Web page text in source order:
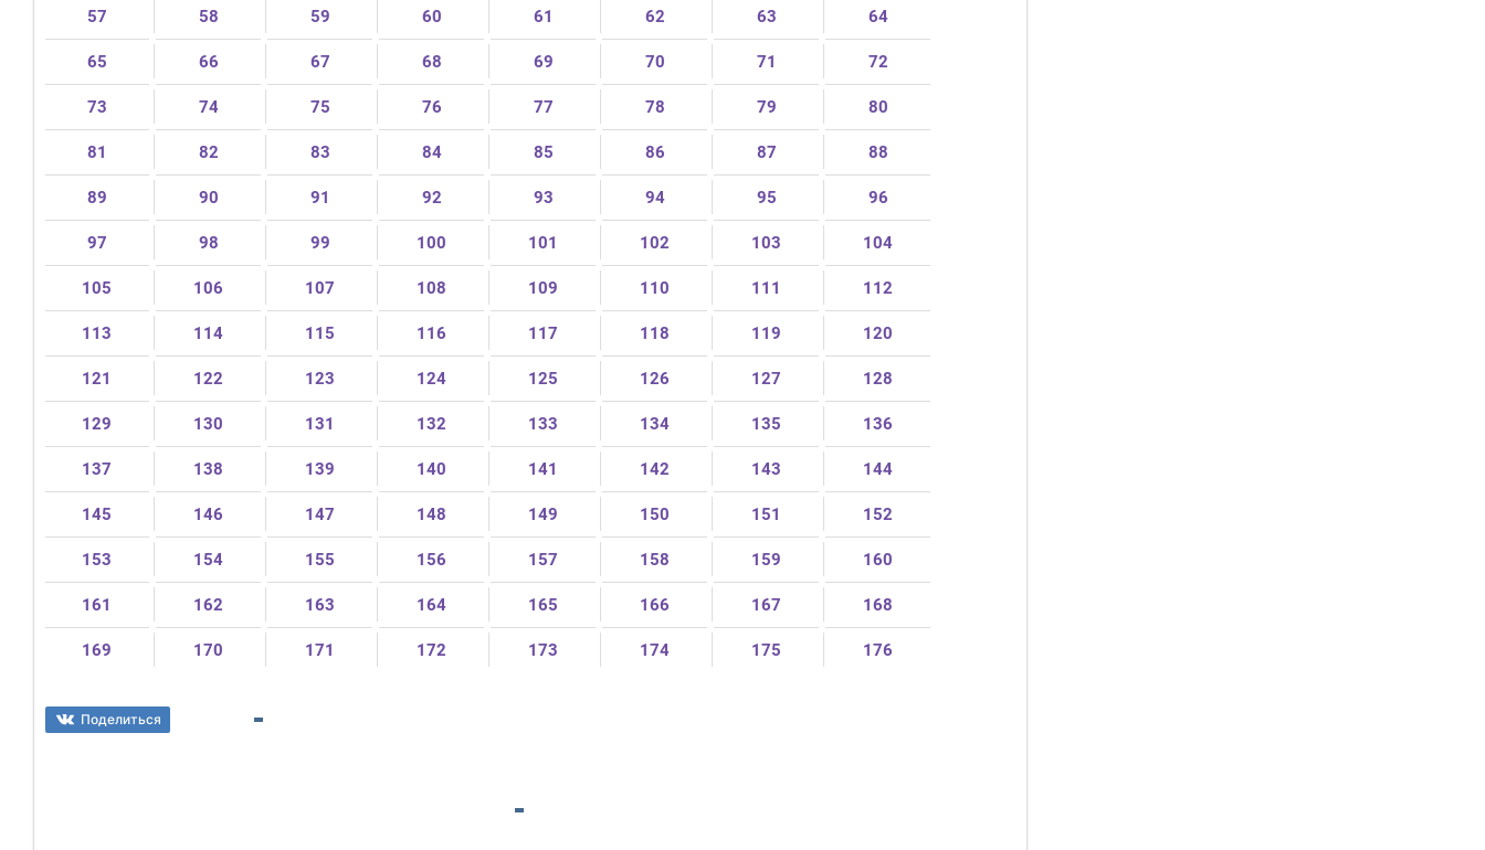
57 58 59 60 61 62 63 64
65 66 67 68 69 70 71 72
73 74 75 76 77 78 79 80
81 82 83 84 85 86 87 88
89 90 91 92 93 94 95 96
97 98 99 100 101 102 103 104
105 106 107 108 109 110 111 112
113 114 115 116 117 118 119 120
121 122 123 124 125 126 127 128
129 130 131 132 133 134 135 136
137 138 139 140 141 142 143 144
145 146 147 148 149 150 151 152
153 154 155 156 157 158 159 160
161 162 163 164 165 166 167 168
169 170 171 172 173 174 175 176
Поделиться